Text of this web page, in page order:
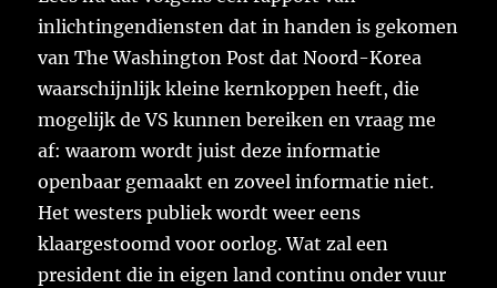
inlichtingendiensten dat in handen is gekomen
van The Washington Post dat Noord-Korea
waarschijnlijk kleine kernkoppen heeft, die
mogelijk de VS kunnen bereiken en vraag me
af: waarom wordt juist deze informatie
openbaar gemaakt en zoveel informatie niet.
Het westers publiek wordt weer eens
klaargestoomd voor oorlog. Wat zal een
president die in eigen land continu onder vuur